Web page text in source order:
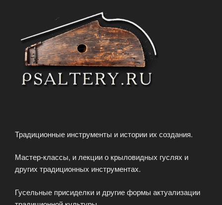
Традиционные инструменты и истории их создания.
Мастер-классы, и лекции о крыловидных гуслях и
других традиционных инструментах.
Гусельные присиделки и другие формы актуализации